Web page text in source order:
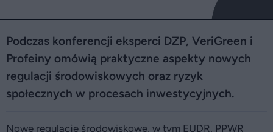
Podczas konferencji eksperci DZP, VeriGreen i
Profeiny omówią praktyczne aspekty nowych
regulacji środowiskowych oraz ryzyk
społecznych w procesach inwestycyjnych.
Nowe regulacje środowiskowe, w tym EUDR, PPWR